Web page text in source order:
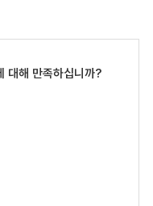
대해 만족하십니까?